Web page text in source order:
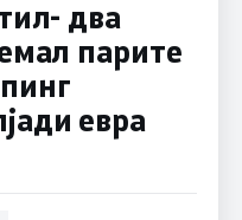
два
парите
евра